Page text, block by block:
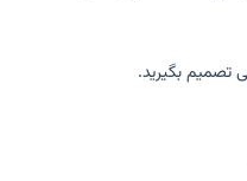
تصمیم بگیرید.